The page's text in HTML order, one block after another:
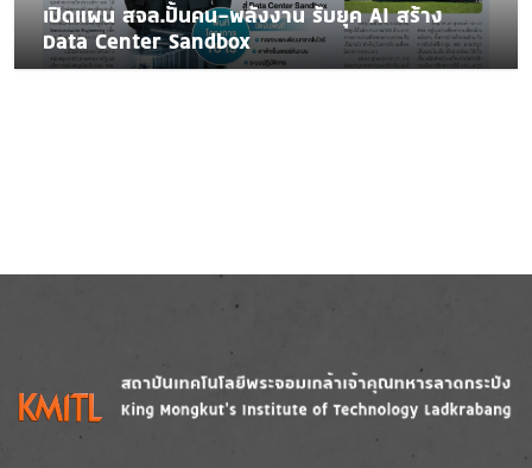
เปิดแผน สจล.ปั้นคน-พลังงาน รับยุค AI สร้าง
Data Center Sandbox
Image